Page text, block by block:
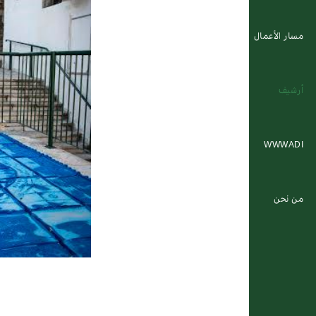
مسار الأعمال
أرشيف
WWWADI
من نحن